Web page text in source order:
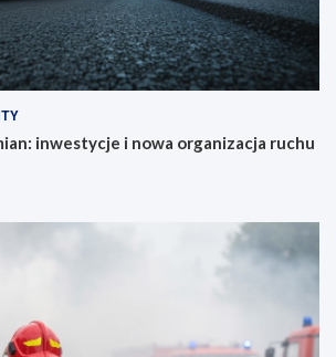
inwestycje i nowa organizacja ruchu